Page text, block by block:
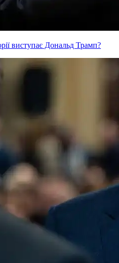
виступає Дональд Трамп?